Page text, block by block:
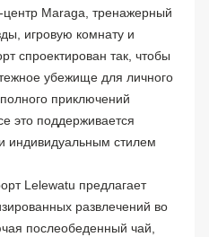
Maraga, тренажерный
игровую комнату и
спроектирован так, чтобы
убежище для личного
приключений
это поддерживается
индивидуальным стилем
Lelewatu предлагает
развлечений во
послеобеденный чай,